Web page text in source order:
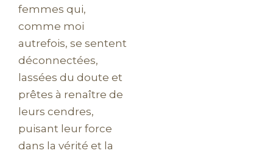
femmes qui,
comme moi
autrefois, se sentent
déconnectées,
lassées du doute et
prêtes à renaître de
leurs cendres,
puisant leur force
dans la vérité et la